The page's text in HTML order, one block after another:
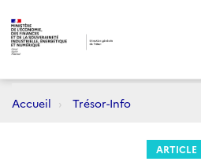
Accueil Trésor-Info
ARTICLE